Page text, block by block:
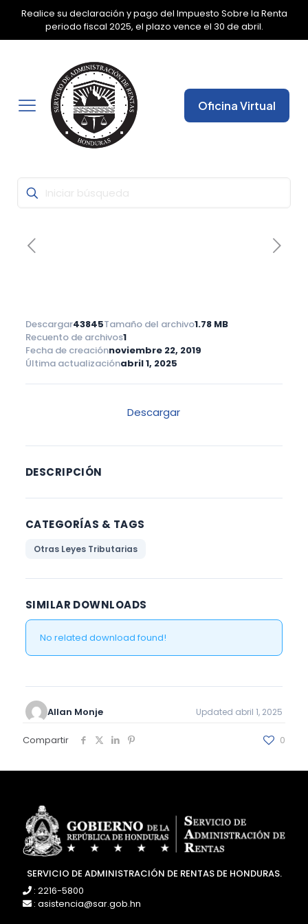
Realice su declaración y pago del Impuesto Sobre la Renta
periodo fiscal 2025, el plazo vence el 30 de abril.
✕
Oficina Virtual
Descargar43845Tamaño del archivo1.78 MB
Recuento de archivos1
Fecha de creaciónnoviembre 22, 2019
Última actualizaciónabril 1, 2025
Descargar
DESCRIPCIÓN
CATEGORÍAS & TAGS
Otras Leyes Tributarias
SIMILAR DOWNLOADS
No related download found!
Allan Monje Updated abril 1, 2025
Compartir 0
SERVICIO DE ADMINISTRACIÓN DE RENTAS DE HONDURAS.
: 2216-5800
: asistencia@sar.gob.hn